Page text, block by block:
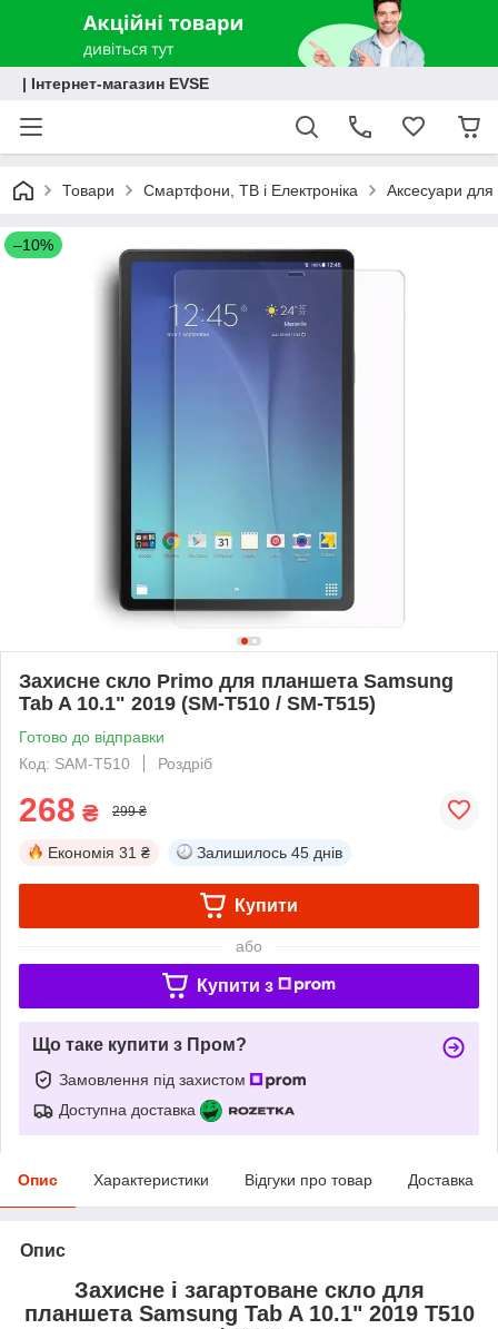
| Інтернет-магазин EVSE
Товари Смартфони, ТВ і Електроніка Аксесуари для
–10%
Захисне скло Primo для планшета Samsung
Tab A 10.1" 2019 (SM-T510 / SM-T515)
Готово до відправки
Код: SAM-T510
Роздріб
268 ₴ 299 ₴
Економія 31 ₴ Залишилось 45 днів
Купити
або
Купити з
Що таке купити з Пром?
Замовлення під захистом
Доступна доставка
Опис Характеристики Відгуки про товар Доставка
Опис
Захисне і загартоване скло для
планшета Samsung Tab A 10.1" 2019 T510